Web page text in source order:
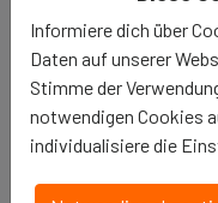
Informiere dich über
Daten auf unserer
Stimme der
notwendigen Cookies
individualisiere die
Projekt
Das Projekt